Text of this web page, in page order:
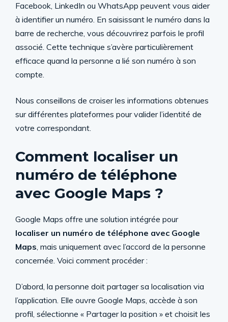
Facebook, LinkedIn ou WhatsApp peuvent vous aider
à identifier un numéro. En saisissant le numéro dans la
barre de recherche, vous découvrirez parfois le profil
associé. Cette technique s’avère particulièrement
efficace quand la personne a lié son numéro à son
compte.
Nous conseillons de croiser les informations obtenues
sur différentes plateformes pour valider l’identité de
votre correspondant.
Comment localiser un
numéro de téléphone
avec Google Maps ?
Google Maps offre une solution intégrée pour
localiser un numéro de téléphone avec Google
Maps, mais uniquement avec l’accord de la personne
concernée. Voici comment procéder :
D’abord, la personne doit partager sa localisation via
l’application. Elle ouvre Google Maps, accède à son
profil, sélectionne « Partager la position » et choisit les